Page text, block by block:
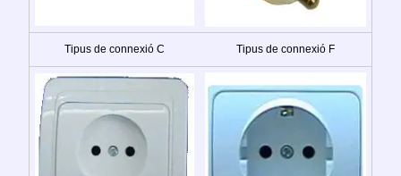
Tipus de connexió C Tipus de connexió F